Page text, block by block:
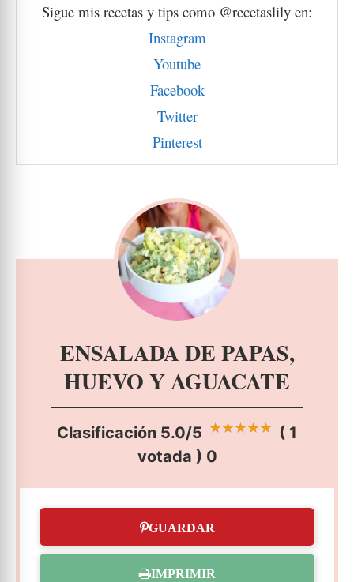
Sigue mis recetas y tips como @recetaslily en:
Instagram
Youtube
Facebook
Twitter
Pinterest
ENSALADA DE PAPAS,
HUEVO Y AGUACATE
Clasificación 5.0/5 ( 1
votada ) 0
GUARDAR
IMPRIMIR